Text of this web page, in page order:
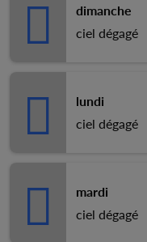
dimanche
ciel dégagé
lundi
ciel dégagé
mardi
ciel dégagé